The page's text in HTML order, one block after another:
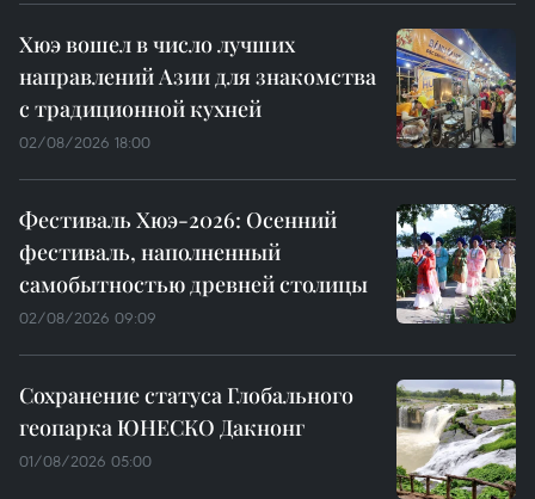
Хюэ вошел в число лучших
направлений Азии для знакомства
с традиционной кухней
02/08/2026 18:00
Фестиваль Хюэ-2026: Осенний
фестиваль, наполненный
самобытностью древней столицы
02/08/2026 09:09
Сохранение статуса Глобального
геопарка ЮНЕСКО Дакнонг
01/08/2026 05:00